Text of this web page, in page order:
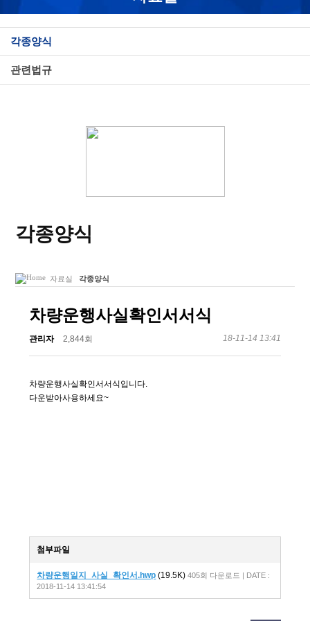
각종양식
관련법규
각종양식
자료실 각종양식
차량운행사실확인서서식
관리자 2,844회 18-11-14 13:41
차량운행사실확인서서식입니다.
다운받아사용하세요~
첨부파일
차량운행일지_사실_확인서.hwp (19.5K)405회 다운로드 | DATE :
2018-11-14 13:41:54